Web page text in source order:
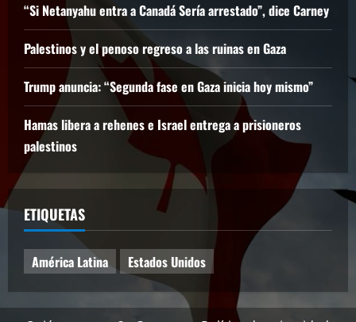
“Si Netanyahu entra a Canadá Sería arrestado”, dice Carney
Palestinos y el penoso regreso a las ruinas en Gaza
Trump anuncia: “Segunda fase en Gaza inicia hoy mismo”
Hamas libera a rehenes e Israel entrega a prisioneros
palestinos
ETIQUETAS
América Latina Estados Unidos